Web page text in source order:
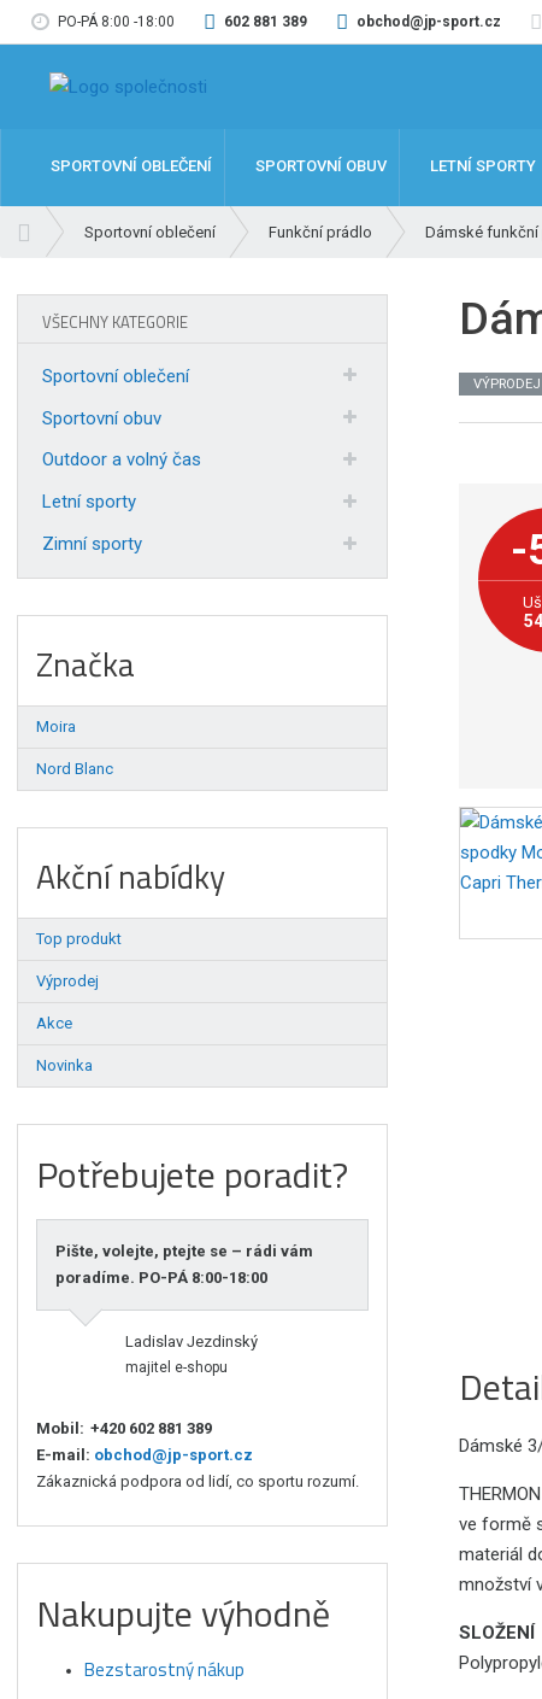
PO-PÁ 8:00 -18:00 602 881 389 obchod@jp-sport.cz
SPORTOVNÍ OBLEČENÍ SPORTOVNÍ OBUV LETNÍ SPORTY
Sportovní oblečení Funkční prádlo Dámské funkční
VÝPRODEJ
-
Dámské
ve formě
materiál
množství
SLOŽENÍ
VŠECHNY KATEGORIE
Sportovní oblečení
Sportovní obuv
Outdoor a volný čas
Letní sporty
Zimní sporty
Značka
Moira
Nord Blanc
Akční nabídky
Top produkt
Výprodej
Akce
Novinka
Potřebujete poradit?
Pište, volejte, ptejte se – rádi vám
poradíme. PO-PÁ 8:00-18:00
Ladislav Jezdinský
majitel e-shopu
Mobil: +420 602 881 389
E-mail: obchod@jp-sport.cz
Zákaznická podpora od lidí, co sportu rozumí.
Nakupujte výhodně
Bezstarostný nákup